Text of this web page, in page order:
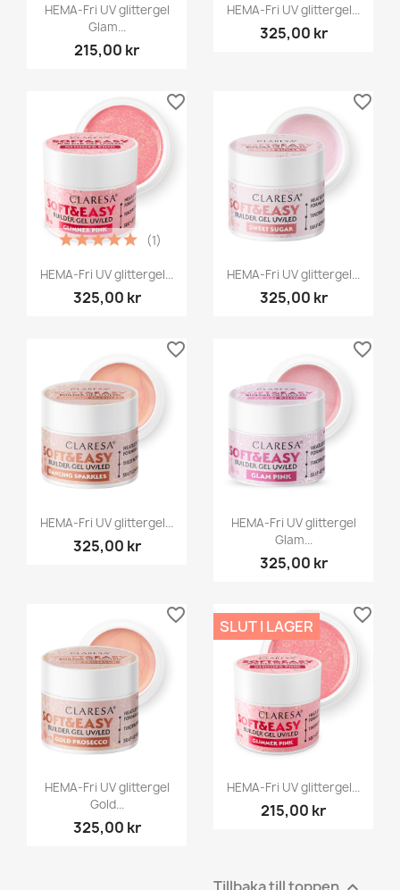
HEMA-Fri UV glittergel
Glam...
215,00 kr
HEMA-Fri UV glittergel...
325,00 kr
HEMA-Fri UV glittergel...
325,00 kr
(1)
favorite_border
HEMA-Fri UV glittergel...
325,00 kr
favorite_border
HEMA-Fri UV glittergel...
325,00 kr
favorite_border
HEMA-Fri UV glittergel
Glam...
325,00 kr
favorite_border
HEMA-Fri UV glittergel
Gold...
325,00 kr
favorite_border
HEMA-Fri UV glittergel...
215,00 kr
SLUT I LAGER
favorite_border